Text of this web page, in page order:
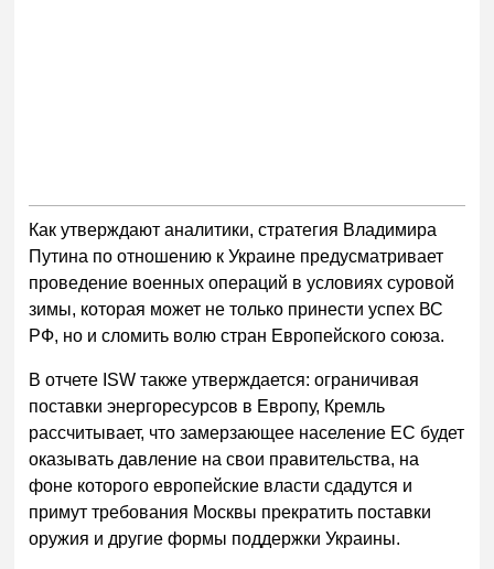
Как утверждают аналитики, стратегия Владимира
Путина по отношению к Украине предусматривает
проведение военных операций в условиях суровой
зимы, которая может не только принести успех ВС
РФ, но и сломить волю стран Европейского союза.
В отчете ISW также утверждается: ограничивая
поставки энергоресурсов в Европу, Кремль
рассчитывает, что замерзающее население ЕС будет
оказывать давление на свои правительства, на
фоне которого европейские власти сдадутся и
примут требования Москвы прекратить поставки
оружия и другие формы поддержки Украины.